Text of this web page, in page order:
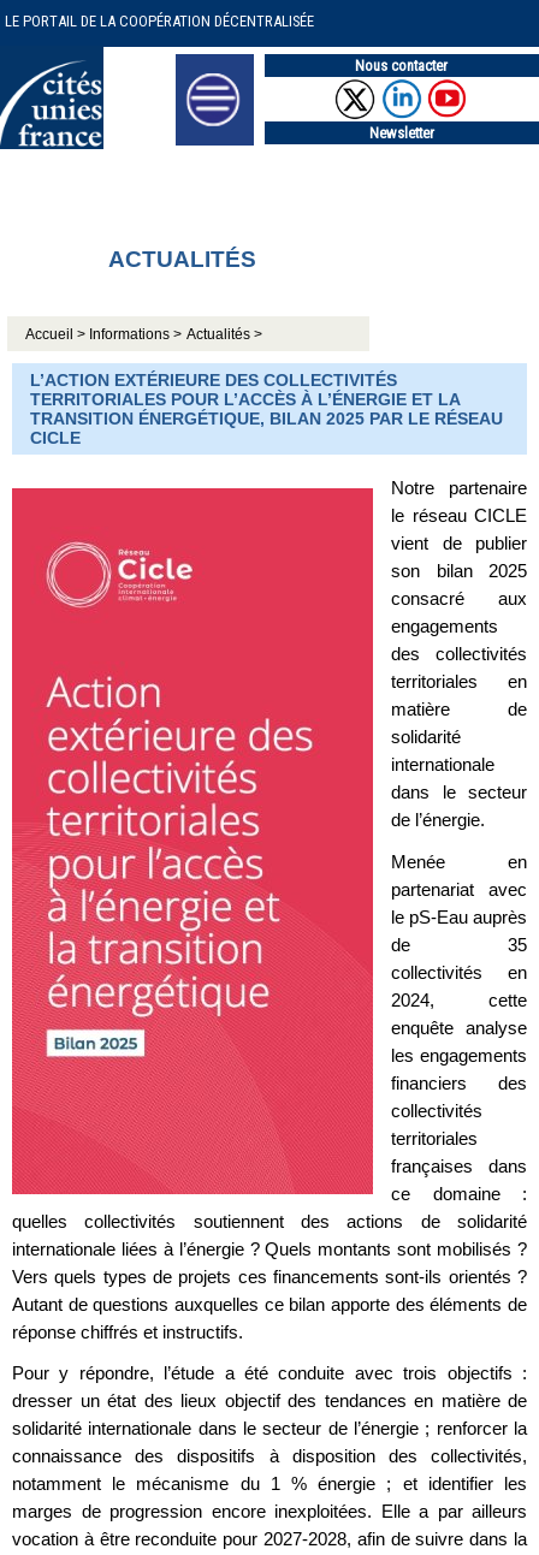
LE PORTAIL DE LA COOPÉRATION DÉCENTRALISÉE
Nous contacter
Newsletter
ACTUALITÉS
Accueil > Informations > Actualités >
L’ACTION EXTÉRIEURE DES COLLECTIVITÉS
TERRITORIALES POUR L’ACCÈS À L’ÉNERGIE ET LA
TRANSITION ÉNERGÉTIQUE, BILAN 2025 PAR LE RÉSEAU
CICLE
Notre partenaire
le réseau CICLE
vient de publier
son bilan 2025
consacré aux
engagements
des collectivités
territoriales en
matière de
solidarité
internationale
dans le secteur
de l’énergie.
Menée en
partenariat avec
le pS-Eau auprès
de 35
collectivités en
2024, cette
enquête analyse
les engagements
financiers des
collectivités
territoriales
françaises dans
ce domaine :
quelles collectivités soutiennent des actions de solidarité
internationale liées à l’énergie ? Quels montants sont mobilisés ?
Vers quels types de projets ces financements sont-ils orientés ?
Autant de questions auxquelles ce bilan apporte des éléments de
réponse chiffrés et instructifs.
Pour y répondre, l’étude a été conduite avec trois objectifs :
dresser un état des lieux objectif des tendances en matière de
solidarité internationale dans le secteur de l’énergie ; renforcer la
connaissance des dispositifs à disposition des collectivités,
notamment le mécanisme du 1 % énergie ; et identifier les
marges de progression encore inexploitées. Elle a par ailleurs
vocation à être reconduite pour 2027-2028, afin de suivre dans la